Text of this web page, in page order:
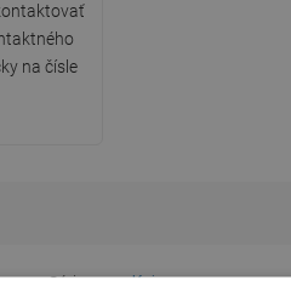
na čísle
Séria Kai